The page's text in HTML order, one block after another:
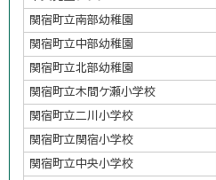
関宿町立南部幼稚園
関宿町立中部幼稚園
関宿町立北部幼稚園
関宿町立木間ケ瀬小学校
関宿町立二川小学校
関宿町立関宿小学校
関宿町立中央小学校